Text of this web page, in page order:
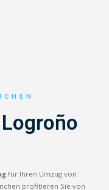
für Ihren Umzug von
profitieren Sie von